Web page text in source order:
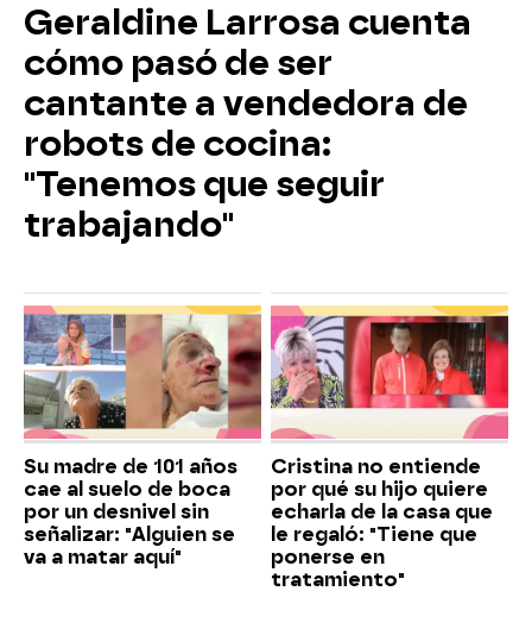
Geraldine Larrosa cuenta
cómo pasó de ser
cantante a vendedora de
robots de cocina:
"Tenemos que seguir
trabajando"
Su madre de 101 años
cae al suelo de boca
por un desnivel sin
señalizar: "Alguien se
va a matar aquí"
Cristina no entiende
por qué su hijo quiere
echarla de la casa que
le regaló: "Tiene que
ponerse en
tratamiento"